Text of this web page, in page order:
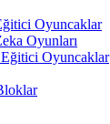
Oyuncaklar
Oyunları
Oyuncaklar